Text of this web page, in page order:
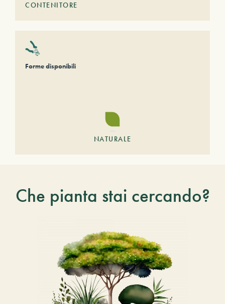
CONTENITORE
Forme disponibili
NATURALE
Che pianta stai cercando?